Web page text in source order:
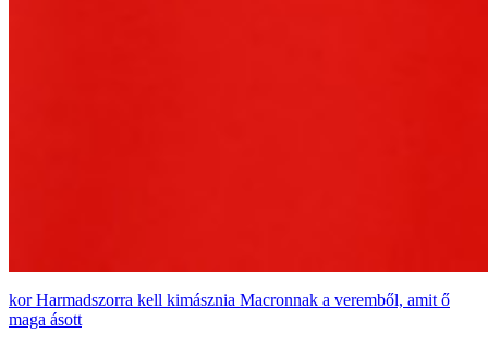
Harmadszorra kell kimásznia Macronnak a veremből, amit ő
maga ásott